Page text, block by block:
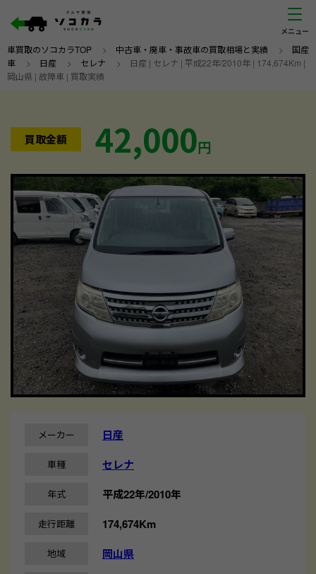
車買取のソコカラTOP > 中古車・廃車・事故車の買取相場と実績 > 国産
車 > 日産 > セレナ >
日産 | セレナ | 平成22年/2010年 | 174,674Km |
岡山県 | 故障車 | 買取実績
買取金額 42,000円
メーカー 日産
車種 セレナ
年式 平成22年/2010年
走行距離 174,674Km
地域 岡山県